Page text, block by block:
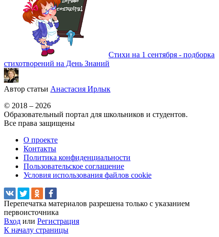
Стихи на 1 сентября - подборка
стихотворений на День Знаний
Автор статьи Анастасия Ирлык
© 2018 – 2026
Образовательный портал для школьников и студентов.
Все права защищены
О проекте
Контакты
Политика конфиденциальности
Пользовательское соглашение
Условия использования файлов cookie
Перепечатка материалов разрешена только с указанием
первоисточника
Вход или Регистрация
К началу страницы